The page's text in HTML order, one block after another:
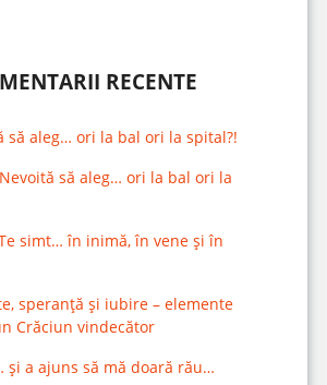
RECENTE
să aleg… ori la bal ori la spital?!
Nevoită să aleg… ori la bal ori la
simt… în inimă, în vene și în
speranță și iubire – elemente
Crăciun vindecător
și a ajuns să mă doară rău…